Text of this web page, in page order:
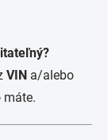
VIN a/alebo
máte.